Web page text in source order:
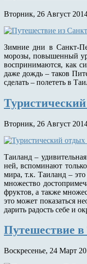
Вторник, 26 Август
Зимние дни в Санкт-
морозы, повышенный
воспринимаются, как
даже дождь – таков
сделать – полететь в
Вторник, 26 Август
Таиланд –
ней, вспоминают
мира, т.к. Таиланд –
множество
фруктов, а также
это может показаться
дарить радость себе и
Путешествие в
Воскресенье, 24 Март